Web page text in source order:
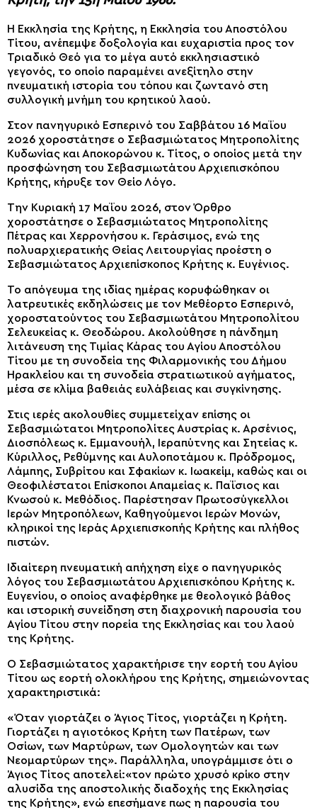
Η Εκκλησία της Κρήτης, η Εκκλησία του Αποστόλου
Τίτου, ανέπεμψε δοξολογία και ευχαριστία προς τον
Τριαδικό Θεό για το μέγα αυτό εκκλησιαστικό
γεγονός, το οποίο παραμένει ανεξίτηλο στην
πνευματική ιστορία του τόπου και ζωντανό στη
συλλογική μνήμη του κρητικού λαού.
Στον πανηγυρικό Εσπερινό του Σαββάτου 16 Μαΐου
2026 χοροστάτησε ο Σεβασμιώτατος Μητροπολίτης
Κυδωνίας και Αποκορώνου κ. Τίτος, ο οποίος μετά την
προσφώνηση του Σεβασμιωτάτου Αρχιεπισκόπου
Κρήτης, κήρυξε τον Θείο Λόγο.
Την Κυριακή 17 Μαΐου 2026, στον Όρθρο
χοροστάτησε ο Σεβασμιώτατος Μητροπολίτης
Πέτρας και Χερρονήσου κ. Γεράσιμος, ενώ της
πολυαρχιερατικής Θείας Λειτουργίας προέστη ο
Σεβασμιώτατος Αρχιεπίσκοπος Κρήτης κ. Ευγένιος.
Το απόγευμα της ιδίας ημέρας κορυφώθηκαν οι
λατρευτικές εκδηλώσεις με τον Μεθέορτο Εσπερινό,
χοροστατούντος του Σεβασμιωτάτου Μητροπολίτου
Σελευκείας κ. Θεοδώρου. Aκολούθησε η πάνδημη
λιτάνευση της Τιμίας Κάρας του Αγίου Αποστόλου
Τίτου με τη συνοδεία της Φιλαρμονικής του Δήμου
Ηρακλείου και τη συνοδεία στρατιωτικού αγήματος,
μέσα σε κλίμα βαθειάς ευλάβειας και συγκίνησης.
Στις ιερές ακολουθίες συμμετείχαν επίσης οι
Σεβασμιώτατοι Μητροπολίτες Αυστρίας κ. Αρσένιος,
Διοσπόλεως κ. Εμμανουήλ, Ιεραπύτνης και Σητείας κ.
Κύριλλος, Ρεθύμνης και Αυλοποτάμου κ. Πρόδρομος,
Λάμπης, Συβρίτου και Σφακίων κ. Ιωακείμ, καθώς και οι
Θεοφιλέστατοι Επίσκοποι Απαμείας κ. Παΐσιος και
Κνωσού κ. Μεθόδιος. Παρέστησαν Πρωτοσύγκελλοι
Ιερών Μητροπόλεων, Καθηγούμενοι Ιερών Μονών,
κληρικοί της Ιεράς Αρχιεπισκοπής Κρήτης και πλήθος
πιστών.
Ιδιαίτερη πνευματική απήχηση είχε ο πανηγυρικός
λόγος του Σεβασμιωτάτου Αρχιεπισκόπου Κρήτης κ.
Ευγενίου, ο οποίος αναφέρθηκε με θεολογικό βάθος
και ιστορική συνείδηση στη διαχρονική παρουσία του
Αγίου Τίτου στην πορεία της Εκκλησίας και του λαού
της Κρήτης.
Ο Σεβασμιώτατος χαρακτήρισε την εορτή του Αγίου
Τίτου ως εορτή ολοκλήρου της Κρήτης, σημειώνοντας
χαρακτηριστικά:
«Όταν γιορτάζει ο Άγιος Τίτος, γιορτάζει η Κρήτη.
Γιορτάζει η αγιοτόκος Κρήτη των Πατέρων, των
Οσίων, των Μαρτύρων, των Ομολογητών και των
Νεομαρτύρων της». Παράλληλα, υπογράμμισε ότι ο
Άγιος Τίτος αποτελεί:«τον πρώτο χρυσό κρίκο στην
αλυσίδα της αποστολικής διαδοχής της Εκκλησίας
της Κρήτης», ενώ επεσήμανε πως η παρουσία του